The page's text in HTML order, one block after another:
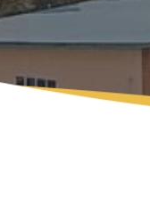
Booklet *download